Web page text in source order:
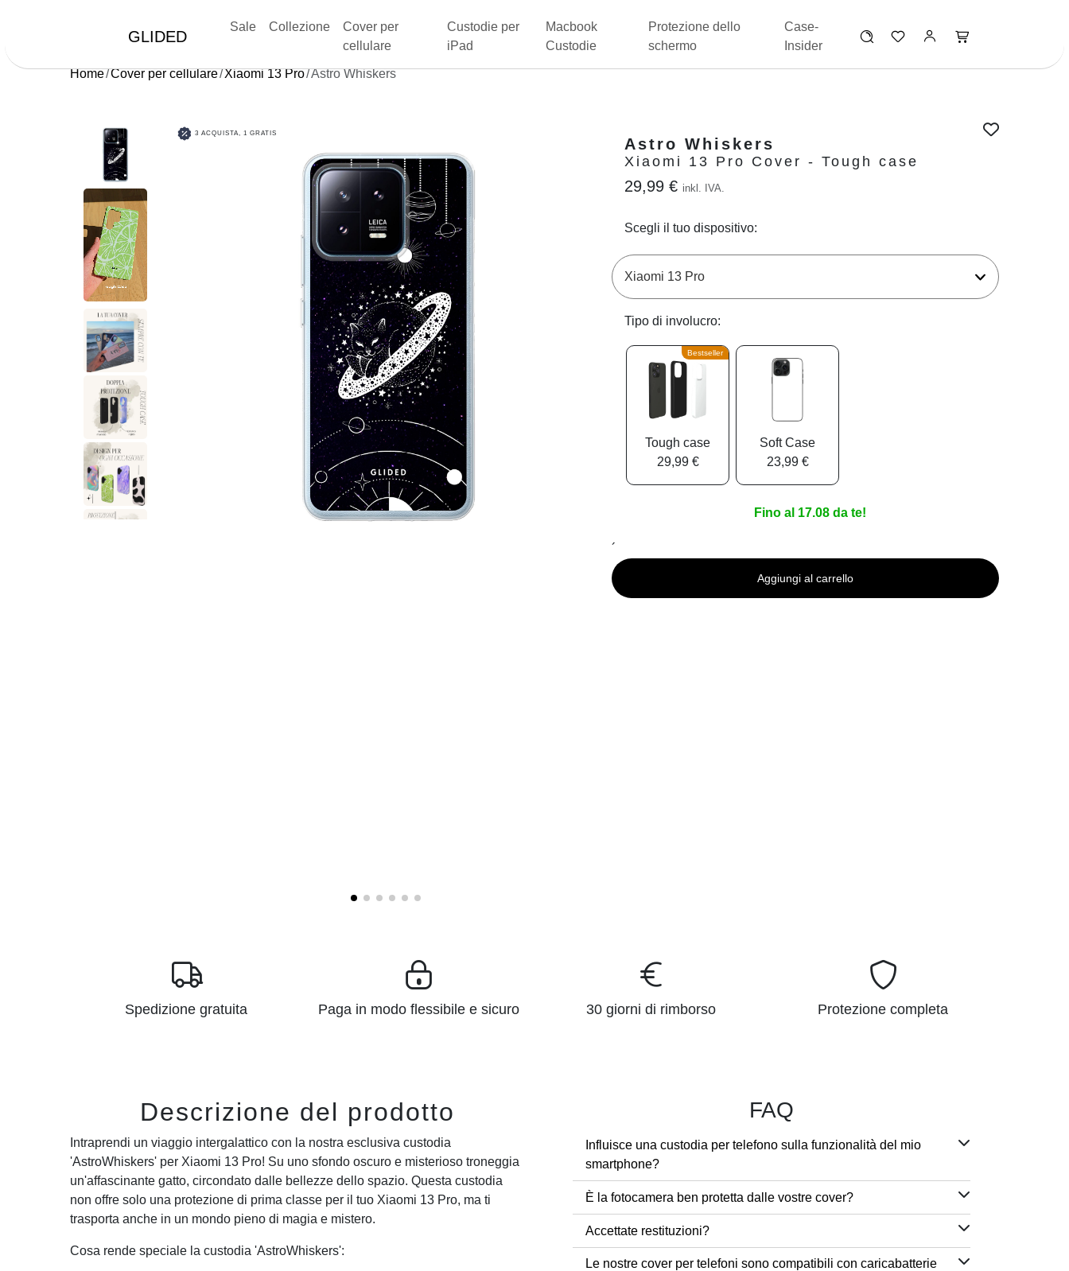
GLIDED
Sale Collezione
Cover per
cellulare
Custodie per
iPad
Macbook
Custodie
Protezione dello
schermo
Case-
Insider
Home Cover per cellulare Xiaomi 13 Pro Astro Whiskers
3 ACQUISTA, 1 GRATIS
Astro Whiskers
Xiaomi 13 Pro Cover - Tough case
29,99 € inkl. IVA.
Scegli il tuo dispositivo:
Tipo di involucro:
Bestseller
Tough case
29,99 €
Soft Case
23,99 €
Fino al 17.08 da te!
´
Aggiungi al carrello
Spedizione gratuita Paga in modo flessibile e sicuro 30 giorni di rimborso Protezione completa
Descrizione del prodotto
Intraprendi un viaggio intergalattico con la nostra esclusiva custodia
'AstroWhiskers' per Xiaomi 13 Pro! Su uno sfondo oscuro e misterioso troneggia
un'affascinante gatto, circondato dalle bellezze dello spazio. Questa custodia
non offre solo una protezione di prima classe per il tuo Xiaomi 13 Pro, ma ti
trasporta anche in un mondo pieno di magia e mistero.
Cosa rende speciale la custodia 'AstroWhiskers':
FAQ
Influisce una custodia per telefono sulla funzionalità del mio
smartphone?
È la fotocamera ben protetta dalle vostre cover?
Accettate restituzioni?
Le nostre cover per telefoni sono compatibili con caricabatterie